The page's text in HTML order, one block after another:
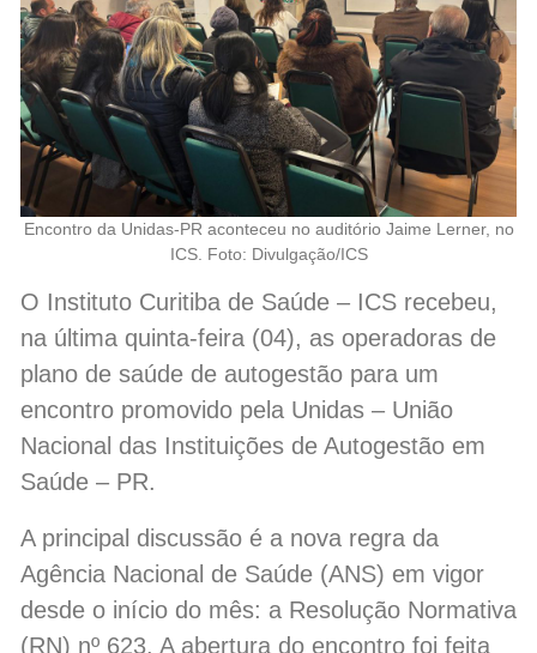
Encontro da Unidas-PR aconteceu no auditório Jaime Lerner, no
ICS. Foto: Divulgação/ICS
O Instituto Curitiba de Saúde – ICS recebeu,
na última quinta-feira (04), as operadoras de
plano de saúde de autogestão para um
encontro promovido pela Unidas – União
Nacional das Instituições de Autogestão em
Saúde – PR.
A principal discussão é a nova regra da
Agência Nacional de Saúde (ANS) em vigor
desde o início do mês: a Resolução Normativa
(RN) nº 623. A abertura do encontro foi feita